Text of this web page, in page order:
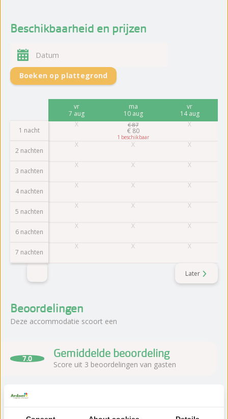
Beschikbaarheid en prijzen
Boeken op plattegrond
Later
1 nacht
2 nachten
3 nachten
4 nachten
5 nachten
6 nachten
7 nachten
vr
7 aug
ma
10 aug
€ 87
€ 80
1
vr
14 aug
Beoordelingen
Deze accommodatie scoort een
7.0 Gemiddelde beoordeling
Score uit 3 beoordelingen van gasten
Over de camping